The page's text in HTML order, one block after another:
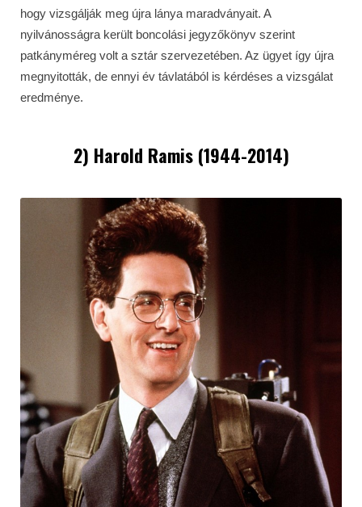
hogy vizsgálják meg újra lánya maradványait. A
nyilvánosságra került boncolási jegyzőkönyv szerint
patkányméreg volt a sztár szervezetében. Az ügyet így újra
megnyitották, de ennyi év távlatából is kérdéses a vizsgálat
eredménye.
2) Harold Ramis (1944-2014)